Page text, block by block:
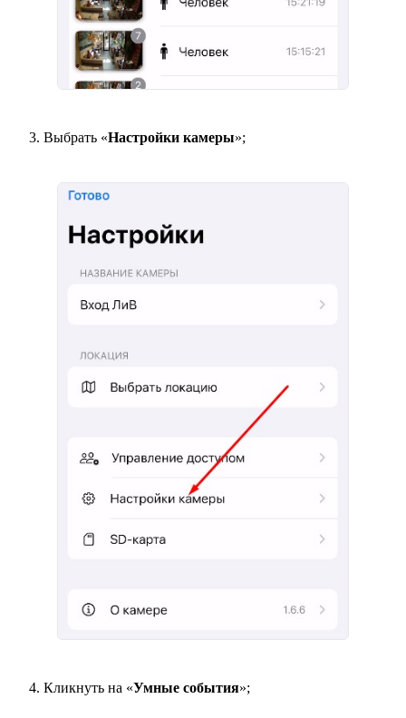
Выбрать «Настройки камеры»;
Кликнуть на «Умные события»;